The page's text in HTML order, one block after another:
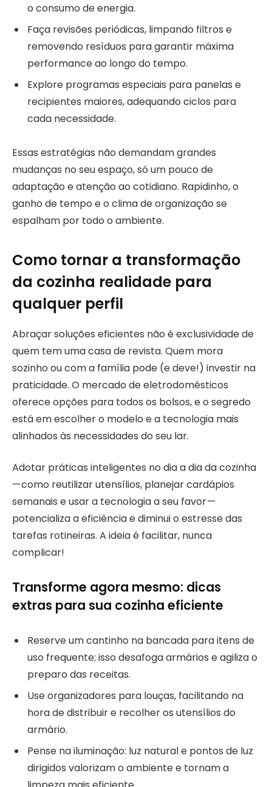
o consumo de energia.
Faça revisões periódicas, limpando filtros e
removendo resíduos para garantir máxima
performance ao longo do tempo.
Explore programas especiais para panelas e
recipientes maiores, adequando ciclos para
cada necessidade.
Essas estratégias não demandam grandes
mudanças no seu espaço, só um pouco de
adaptação e atenção ao cotidiano. Rapidinho, o
ganho de tempo e o clima de organização se
espalham por todo o ambiente.
Como tornar a transformação
da cozinha realidade para
qualquer perfil
Abraçar soluções eficientes não é exclusividade de
quem tem uma casa de revista. Quem mora
sozinho ou com a família pode (e deve!) investir na
praticidade. O mercado de eletrodomésticos
oferece opções para todos os bolsos, e o segredo
está em escolher o modelo e a tecnologia mais
alinhados às necessidades do seu lar.
Adotar práticas inteligentes no dia a dia da cozinha
— como reutilizar utensílios, planejar cardápios
semanais e usar a tecnologia a seu favor —
potencializa a eficiência e diminui o estresse das
tarefas rotineiras. A ideia é facilitar, nunca
complicar!
Transforme agora mesmo: dicas
extras para sua cozinha eficiente
Reserve um cantinho na bancada para itens de
uso frequente; isso desafoga armários e agiliza o
preparo das receitas.
Use organizadores para louças, facilitando na
hora de distribuir e recolher os utensílios do
armário.
Pense na iluminação: luz natural e pontos de luz
dirigidos valorizam o ambiente e tornam a